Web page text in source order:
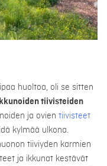
huoltoa, oli se sitten
tiivisteiden
ja ovien tiivisteet
kylmää ulkona.
tiiviyden karmien
ja ikkunat kestävät